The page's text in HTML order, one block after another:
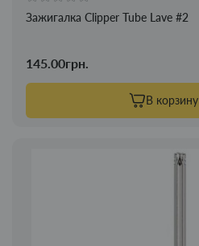
Зажигалка Clipper Tube Lave #2
145.00грн.
В корзину